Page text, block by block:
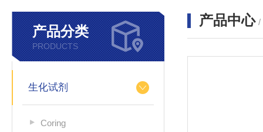
产品分类
PRODUCTS
生化试剂
Coring
产品中心 /